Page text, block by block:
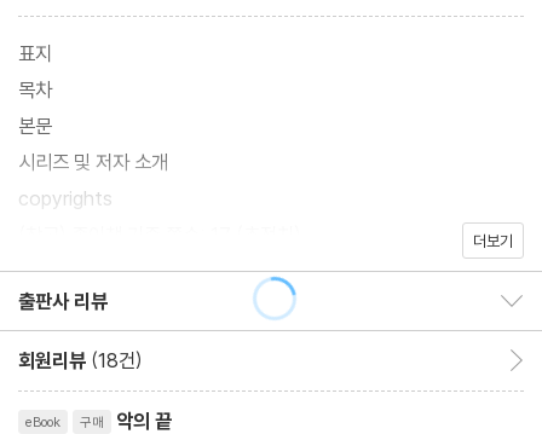
표지
목차
본문
시리즈 및 저자 소개
copyrights
더보기
출판사 리뷰
회원리뷰 (18건)
eBook 구매 악의 끝